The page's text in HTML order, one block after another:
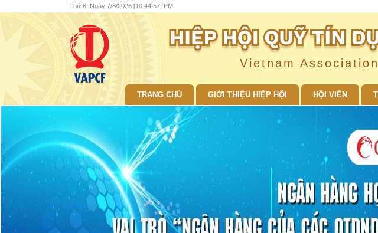
Thứ 6, Ngày 7/8/2026 [10:44:59] PM
Vietnam
TRANG CHỦ GIỚI THIỆU HIỆP HỘI HỘI VIÊN